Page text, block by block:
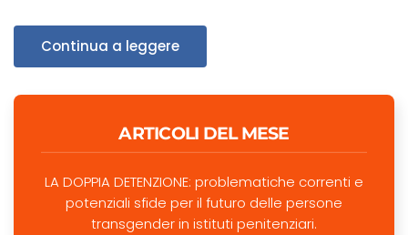
Continua a leggere
ARTICOLI DEL MESE
LA DOPPIA DETENZIONE: problematiche correnti e
potenziali sfide per il futuro delle persone
transgender in istituti penitenziari.